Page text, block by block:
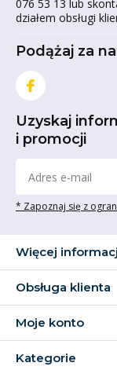
076 53 13 lub
działem obsługi
Podążaj za
Uzyskaj
i promocji
* Zapoznaj się z
Więcej
Obsługa klienta
Moje konto
Kategorie